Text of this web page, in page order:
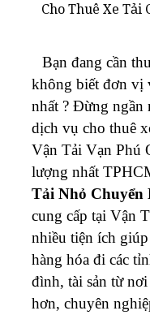
Cho Thuê Xe Tải
Bạn đang cần
không biết đơn vị
nhất ? Đừng ngần
dịch vụ cho thuê
Vận Tải Vạn Phú
lượng nhất
Tải Nhỏ Chuyển
cung cấp tại Vận
nhiều tiện ích
hàng hóa đi các
đình, tài sản từ
hơn, chuyên